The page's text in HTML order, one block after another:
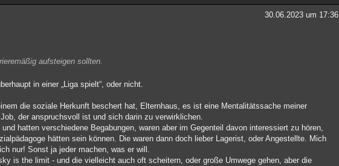
30.06.2023 um 17:36
aufsteigen sollten.
in einer „Liga spielt“, oder nicht.
die soziale Herkunft beschert hat, Elternhaus, es ist eine Mentalitätssache meiner
der anspruchsvoll ist und sich darin zu verwirklichen.
hatten verschiedene Begabungen, waren aber im Gegenteil davon interessiert zu hören,
hätten sein können. Die waren dann doch lieber Lagerist, oder Angestellte. Mich
nur! Sonst ja jeder machen, was er will.
is the limit - und die vielleicht auch oft scheitern, oder große Umwege gehen, aber die